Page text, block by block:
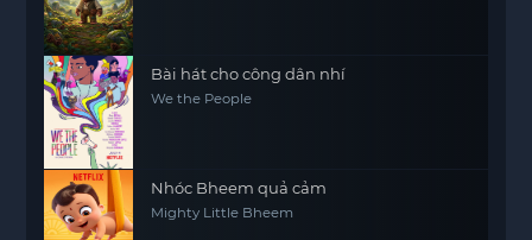
Bài hát cho công dân nhí
We the People
Nhóc Bheem quả cảm
Mighty Little Bheem